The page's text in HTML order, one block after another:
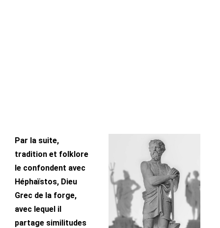
Par la suite,
tradition et folklore
le confondent avec
Héphaïstos, Dieu
Grec de la forge,
avec lequel il
partage similitudes